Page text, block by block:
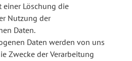
Löschung die
Nutzung der
Daten.
Daten werden von uns
Zwecke der Verarbeitung